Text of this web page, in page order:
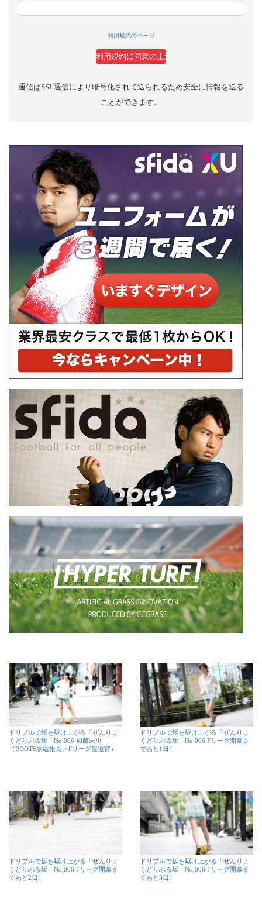
利用規約のページ
通信はSSL通信により暗号化されて送られるため安全に情報を送る
ことができます。
ドリブルで坂を駆け上がる「ぜんりょ
くどりぶる坂」No.006 加藤未央
（ROOTS副編集長／Fリーグ報道官）
ドリブルで坂を駆け上がる「ぜんりょ
くどりぶる坂」No.006 Fリーグ開幕ま
であと1日!
ドリブルで坂を駆け上がる「ぜんりょ
くどりぶる坂」No.006 Fリーグ開幕ま
であと2日!
ドリブルで坂を駆け上がる「ぜんりょ
くどりぶる坂」No.006 Fリーグ開幕ま
であと3日!